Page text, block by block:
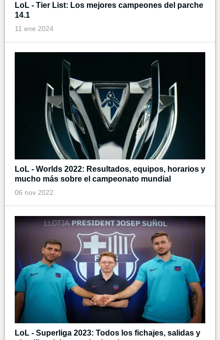
LoL - Tier List: Los mejores campeones del parche
14.1
11 ene 2024
LoL - Worlds 2022: Resultados, equipos, horarios y
mucho más sobre el campeonato mundial
06 nov 2022
LoL - Superliga 2023: Todos los fichajes, salidas y